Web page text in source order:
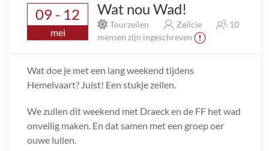
09 - 12
mei
Wat nou Wad!
Tourzeilen Zeilcie
10
mensen zijn ingeschreven
Wat doe je met een lang weekend tijdens
Hemelvaart? Juist! Een stukje zeilen.
We zullen dit weekend met Draeck en de FF het wad
onveilig maken. En dat samen met een groep oer
ouwe lullen.